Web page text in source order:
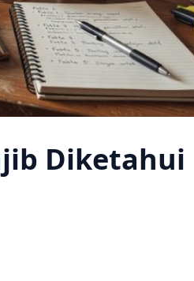
Diketahui